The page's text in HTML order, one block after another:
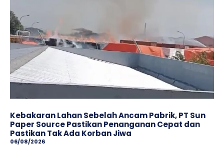
Kebakaran Lahan Sebelah Ancam Pabrik, PT Sun
Paper Source Pastikan Penanganan Cepat dan
Pastikan Tak Ada Korban Jiwa
06/08/2026